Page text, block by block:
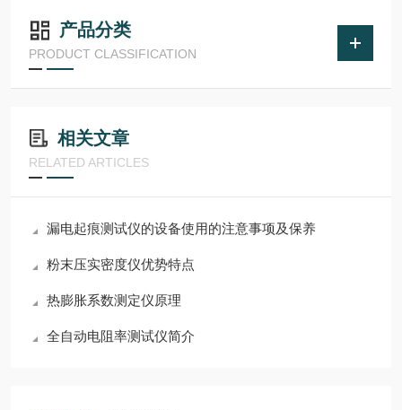
产品分类
PRODUCT CLASSIFICATION
相关文章
RELATED ARTICLES
漏电起痕测试仪的设备使用的注意事项及保养
粉末压实密度仪优势特点
热膨胀系数测定仪原理
全自动电阻率测试仪简介